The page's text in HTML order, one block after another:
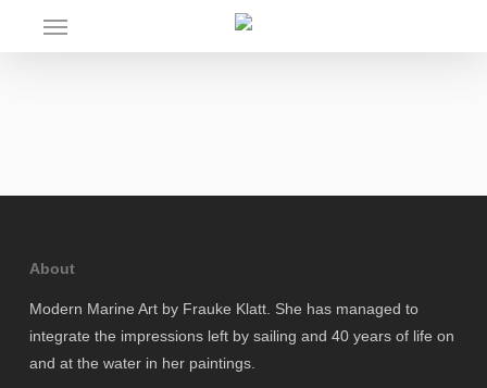
Menu
About
Modern Marine Art by Frauke Klatt. She has managed to
integrate the impressions left by sailing and 40 years of life on
and at the water in her paintings.